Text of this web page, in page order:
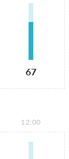
67
12:00